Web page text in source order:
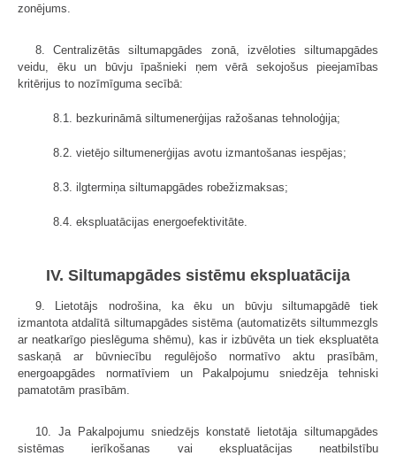
zonējums.
8. Centralizētās siltumapgādes zonā, izvēloties siltumapgādes
veidu, ēku un būvju īpašnieki ņem vērā sekojošus pieejamības
kritērijus to nozīmīguma secībā:
8.1. bezkurināmā siltumenerģijas ražošanas tehnoloģija;
8.2. vietējo siltumenerģijas avotu izmantošanas iespējas;
8.3. ilgtermiņa siltumapgādes robežizmaksas;
8.4. ekspluatācijas energoefektivitāte.
IV. Siltumapgādes sistēmu ekspluatācija
9. Lietotājs nodrošina, ka ēku un būvju siltumapgādē tiek
izmantota atdalītā siltumapgādes sistēma (automatizēts siltummezgls
ar neatkarīgo pieslēguma shēmu), kas ir izbūvēta un tiek ekspluatēta
saskaņā ar būvniecību regulējošo normatīvo aktu prasībām,
energoapgādes normatīviem un Pakalpojumu sniedzēja tehniski
pamatotām prasībām.
10. Ja Pakalpojumu sniedzējs konstatē lietotāja siltumapgādes
sistēmas ierīkošanas vai ekspluatācijas neatbilstību